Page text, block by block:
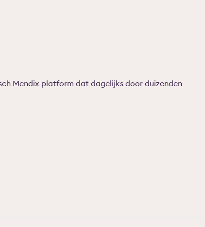
Mendix-platform dat dagelijks door duizenden